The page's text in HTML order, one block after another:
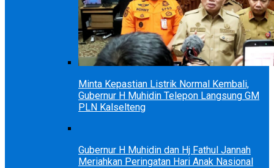
Minta Kepastian Listrik Normal Kembali,
Gubernur H Muhidin Telepon Langsung GM
PLN Kalselteng
Gubernur H Muhidin dan Hj Fathul Jannah
Meriahkan Peringatan Hari Anak Nasional